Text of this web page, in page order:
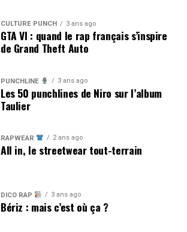
CULTURE PUNCH 3 ans ago
GTA VI : quand le rap français s’inspire
de Grand Theft Auto
PUNCHLINE 3 ans ago
Les 50 punchlines de Niro sur l’album
Taulier
RAPWEAR 2 ans ago
All in, le streetwear tout-terrain
DICO RAP 3 ans ago
Bériz : mais c’est où ça ?